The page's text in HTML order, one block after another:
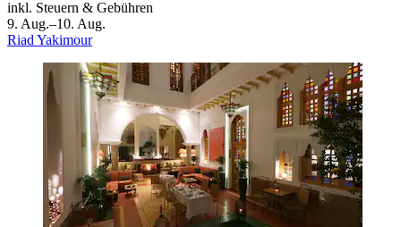
inkl. Steuern & Gebühren
9. Aug.–10. Aug.
Riad Yakimour